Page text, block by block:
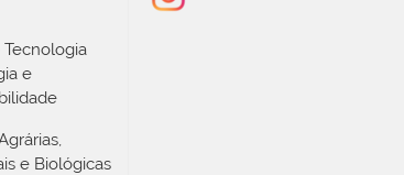
Tecnologia
e
e Biológicas